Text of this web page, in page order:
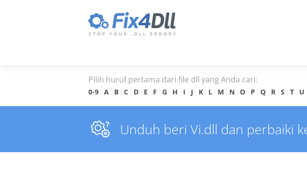
Pilih huruf pertama dari file dll yang Anda cari:
0-9 A B C D E F G H I J K L M N O P Q R S T U
Unduh beri Vi.dll dan perbaiki